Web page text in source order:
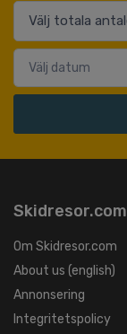
Skidresor.com
Om Skidresor.com
About us (english)
Annonsering
Integritetspolicy